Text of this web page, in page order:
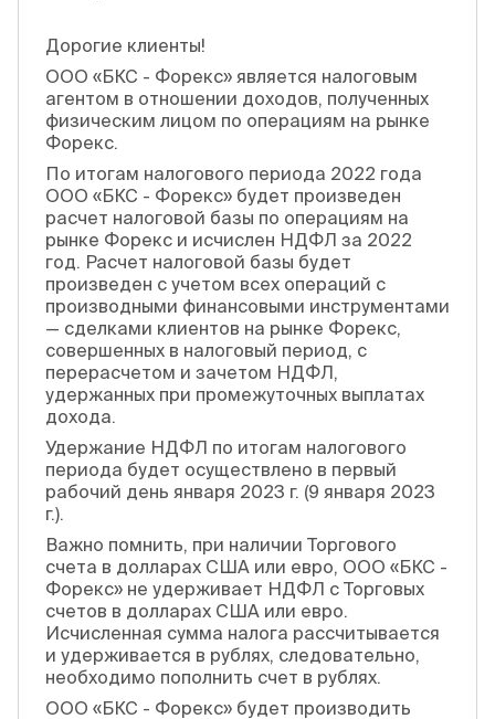
Дорогие клиенты!
ООО «БКС - Форекс» является налоговым
агентом в отношении доходов, полученных
физическим лицом по операциям на рынке
Форекс.
По итогам налогового периода 2022 года
ООО «БКС - Форекс» будет произведен
расчет налоговой базы по операциям на
рынке Форекс и исчислен НДФЛ за 2022
год. Расчет налоговой базы будет
произведен с учетом всех операций с
производными финансовыми инструментами
— сделками клиентов на рынке Форекс,
совершенных в налоговый период, с
перерасчетом и зачетом НДФЛ,
удержанных при промежуточных выплатах
дохода.
Удержание НДФЛ по итогам налогового
периода будет осуществлено в первый
рабочий день января 2023 г. (9 января 2023
г.).
Важно помнить, при наличии Торгового
счета в долларах США или евро, ООО «БКС -
Форекс» не удерживает НДФЛ с Торговых
счетов в долларах США или евро.
Исчисленная сумма налога рассчитывается
и удерживается в рублях, следовательно,
необходимо пополнить счет в рублях.
ООО «БКС - Форекс» будет производить